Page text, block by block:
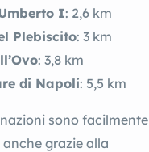
I: 2,6 km
Plebiscito: 3 km
: 3,8 km
di Napoli: 5,5 km
sono facilmente
grazie alla